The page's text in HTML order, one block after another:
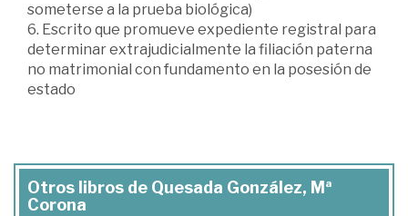
someterse a la prueba biológica)
6. Escrito que promueve expediente registral para
determinar extrajudicialmente la filiación paterna
no matrimonial con fundamento en la posesión de
estado
Otros libros de Quesada González, Mª
Corona